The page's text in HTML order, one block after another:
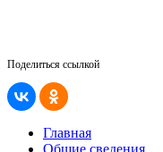
Поделиться ссылкой
Главная